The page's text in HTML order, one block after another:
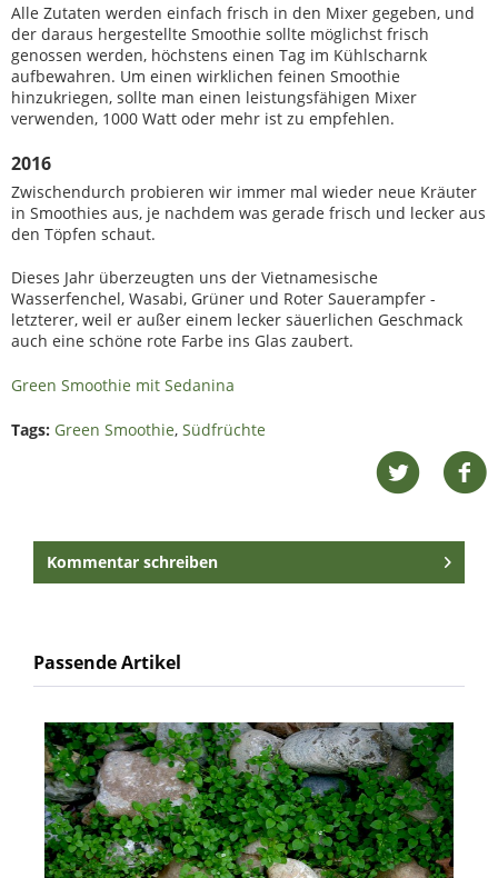
Alle Zutaten werden einfach frisch in den Mixer gegeben, und
der daraus hergestellte Smoothie sollte möglichst frisch
genossen werden, höchstens einen Tag im Kühlscharnk
aufbewahren. Um einen wirklichen feinen Smoothie
hinzukriegen, sollte man einen leistungsfähigen Mixer
verwenden, 1000 Watt oder mehr ist zu empfehlen.
2016
Zwischendurch probieren wir immer mal wieder neue Kräuter
in Smoothies aus, je nachdem was gerade frisch und lecker aus
den Töpfen schaut.
Dieses Jahr überzeugten uns der Vietnamesische
Wasserfenchel, Wasabi, Grüner und Roter Sauerampfer -
letzterer, weil er außer einem lecker säuerlichen Geschmack
auch eine schöne rote Farbe ins Glas zaubert.
Green Smoothie mit Sedanina
Tags: Green Smoothie, Südfrüchte
Kommentar schreiben
Passende Artikel